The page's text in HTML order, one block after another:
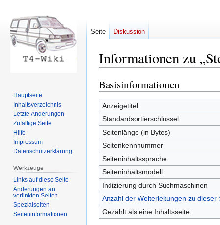
Informationen zu
Zur
Navigation
springen
Zur
Suche
springen
Basisinformationen
Anzeigetitel
Standardsortierschlüssel
Seitenlänge (in Bytes)
Seitenkennnummer
Seiteninhaltssprache
Seiteninhaltsmodell
Indizierung durch Suchmaschinen
Anzahl der Weiterleitungen zu dieser
Gezählt als eine Inhaltsseite
Seite Diskussion
Hauptseite
Inhaltsverzeichnis
Letzte Änderungen
Zufällige Seite
Hilfe
Impressum
Datenschutzerklärung
Werkzeuge
Links auf diese Seite
Änderungen an
verlinkten Seiten
Spezialseiten
Seiten­informationen